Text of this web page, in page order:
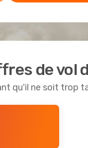
de vol
qu'il ne soit trop